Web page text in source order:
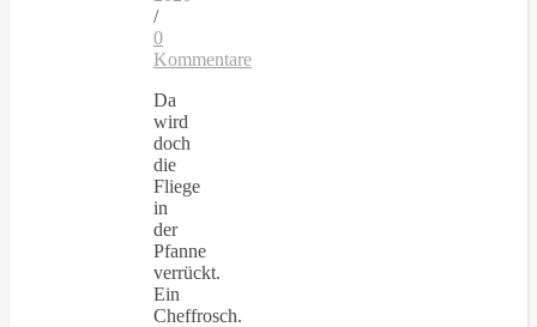
/
0
Kommentare
Da
wird
doch
die
Fliege
in
der
Pfanne
verrückt.
Ein
Cheffrosch.